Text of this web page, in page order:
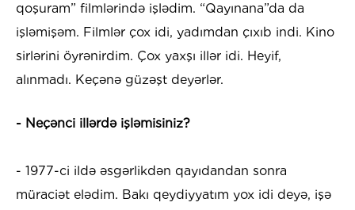
qoşuram” filmlərində işlədim. “Qayınana”da da
işləmişəm. Filmlər çox idi, yadımdan çıxıb indi. Kino
sirlərini öyrənirdim. Çox yaxşı illər idi. Heyif,
alınmadı. Keçənə güzəşt deyərlər.
- Neçənci illərdə işləmisiniz?
- 1977-ci ildə əsgərlikdən qayıdandan sonra
müraciət elədim. Bakı qeydiyyatım yox idi deyə, işə